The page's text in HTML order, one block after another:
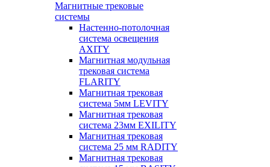
Магнитные трековые
системы
Настенно-потолочная
система освещения
AXITY
Магнитная модульная
трековая система
FLARITY
Магнитная трековая
система 5мм LEVITY
Магнитная трековая
система 23мм EXILITY
Магнитная трековая
система 25 мм RADITY
Магнитная трековая